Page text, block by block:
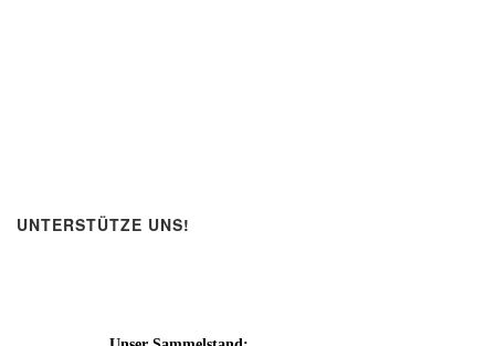
UNTERSTÜTZE UNS!